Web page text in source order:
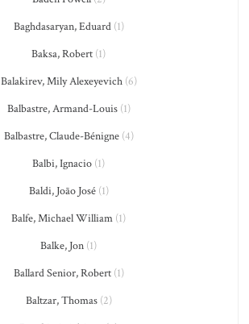
Baghdasaryan, Eduard(1)
Baksa, Robert (1)
Balakirev, Mily Alexeyevich(6)
Balbastre, Armand-Louis(1)
Balbastre, Claude-Bénigne(4)
Balbi, Ignacio (1)
Baldi, João José(1)
Balfe, Michael William (1)
Balke, Jon (1)
Ballard Senior, Robert(1)
Baltzar, Thomas(2)